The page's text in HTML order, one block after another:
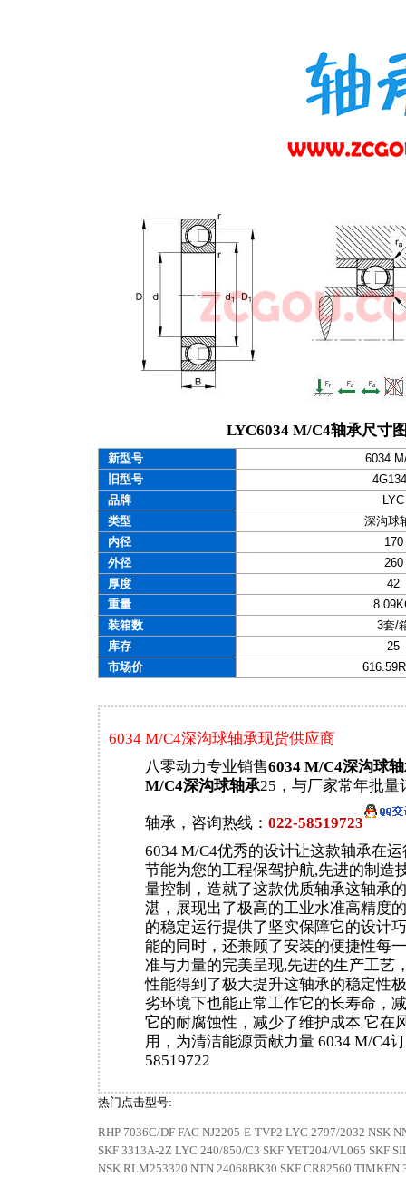
LYC6034 M/C4轴承尺寸
新型号
6034
旧型号
品牌
LYC
类型
深沟球
内径
170
外径
260
厚度
42
重量
装箱数
3套/
库存
25
市场价
6034 M/C4深沟球轴承现货供应商
八零动力专业销售6034 M/C4深沟球
M/C4深沟球轴承25，与厂家常年批量
轴承，咨询热线： 022-58519723
6034 M/C4优秀的设计让这款轴承在
节能为您的工程保驾护航,先进的制造
量控制，造就了这款优质轴承这轴承
湛，展现出了极高的工业水准高精度
的稳定运行提供了坚实保障它的设计
能的同时，还兼顾了安装的便捷性每
准与力量的完美呈现,先进的生产工艺
性能得到了极大提升这轴承的稳定性
劣环境下也能正常工作它的长寿命，
它的耐腐蚀性，减少了维护成本 它在
用，为清洁能源贡献力量 6034 M/C4
58519722
热门点击型号:
RHP 7036C/DF FAG NJ2205-E-TVP2 LYC 2797/2032 NSK
SKF 3313A-2Z LYC 240/850/C3 SKF YET204/VL065 SKF
NSK RLM253320 NTN 24068BK30 SKF CR82560 TIMKEN